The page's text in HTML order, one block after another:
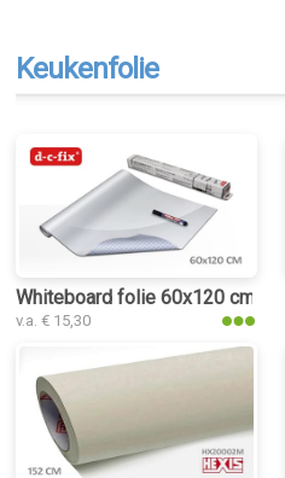
Keukenfolie
Whiteboard folie 60x120 cm
v.a. € 15,30